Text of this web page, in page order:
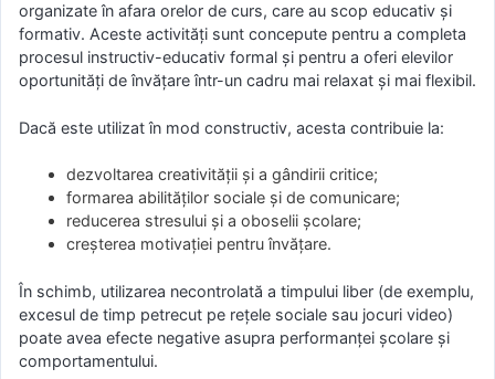
organizate în afara orelor de curs, care au scop educativ și
formativ. Aceste activități sunt concepute pentru a completa
procesul instructiv-educativ formal și pentru a oferi elevilor
oportunități de învățare într-un cadru mai relaxat și mai flexibil.
Dacă este utilizat în mod constructiv, acesta contribuie la:
dezvoltarea creativității și a gândirii critice;
formarea abilităților sociale și de comunicare;
reducerea stresului și a oboselii școlare;
creșterea motivației pentru învățare.
În schimb, utilizarea necontrolată a timpului liber (de exemplu,
excesul de timp petrecut pe rețele sociale sau jocuri video)
poate avea efecte negative asupra performanței școlare și
comportamentului.